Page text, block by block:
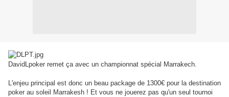
DavidLpoker remet ça avec un championnat spécial Marrakech.
L'enjeu principal est donc un beau package de 1300€ pour la destination
poker au soleil Marrakesh ! Et vous ne jouerez pas qu'un seul tournoi